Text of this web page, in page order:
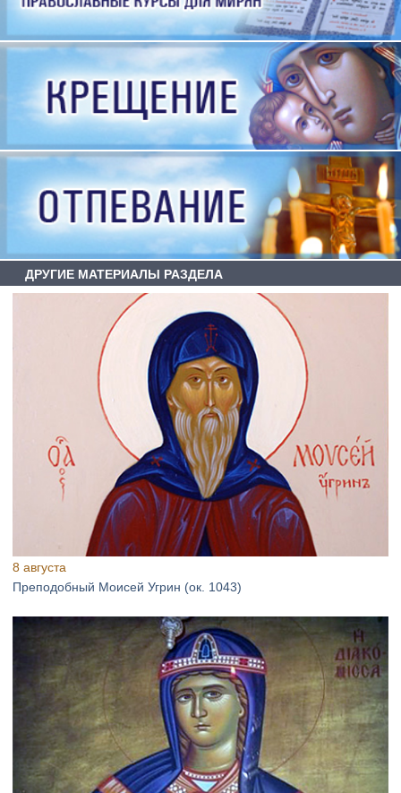
ДРУГИЕ МАТЕРИАЛЫ РАЗДЕЛА
8 августа
Преподобный Моисей Угрин (ок. 1043)